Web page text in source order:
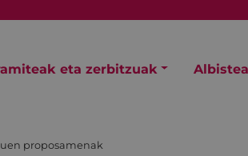
eta zerbitzuak
proposamenak